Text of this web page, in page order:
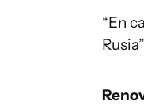
“En